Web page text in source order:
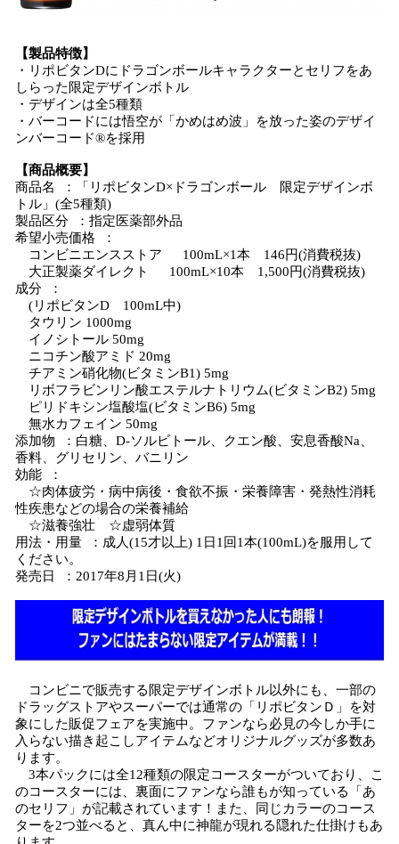
【製品特徴】
・リポビタンDにドラゴンボールキャラクターとセリフをあ
しらった限定デザインボトル
・デザインは全5種類
・バーコードには悟空が「かめはめ波」を放った姿のデザイ
ンバーコード®を採用
【商品概要】
商品名 ：「リポビタンD×ドラゴンボール 限定デザインボ
トル」(全5種類)
製品区分 ：指定医薬部外品
希望小売価格 ：
コンビニエンスストア 100mL×1本 146円(消費税抜)
大正製薬ダイレクト 100mL×10本 1,500円(消費税抜)
成分 ：
(リポビタンD 100mL中)
タウリン 1000mg
イノシトール 50mg
ニコチン酸アミド 20mg
チアミン硝化物(ビタミンB1) 5mg
リボフラビンリン酸エステルナトリウム(ビタミンB2) 5mg
ピリドキシン塩酸塩(ビタミンB6) 5mg
無水カフェイン 50mg
添加物 ：白糖、D-ソルビトール、クエン酸、安息香酸Na、
香料、グリセリン、バニリン
効能 ：
☆肉体疲労・病中病後・食欲不振・栄養障害・発熱性消耗
性疾患などの場合の栄養補給
☆滋養強壮 ☆虚弱体質
用法・用量 ：成人(15才以上) 1日1回1本(100mL)を服用して
ください。
発売日 ：2017年8月1日(火)
コンビニで販売する限定デザインボトル以外にも、一部の
ドラッグストアやスーパーでは通常の「リポビタンＤ」を対
象にした販促フェアを実施中。ファンなら必見の今しか手に
入らない描き起こしアイテムなどオリジナルグッズが多数あ
ります。
3本パックには全12種類の限定コースターがついており、こ
のコースターには、裏面にファンなら誰もが知っている「あ
のセリフ」が記載されています！また、同じカラーのコース
ターを2つ並べると、真ん中に神龍が現れる隠れた仕掛けもあ